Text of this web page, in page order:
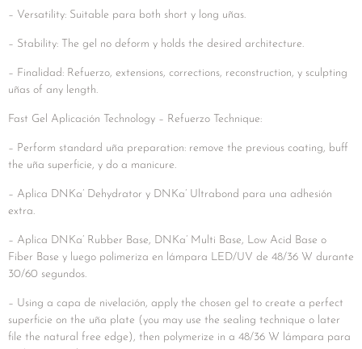
– Versatility: Suitable para both short y long uñas.
– Stability: The gel no deform y holds the desired architecture.
– Finalidad: Refuerzo, extensions, corrections, reconstruction, y sculpting
uñas of any length.
Fast Gel Aplicación Technology – Refuerzo Technique:
– Perform standard uña preparation: remove the previous coating, buff
the uña superficie, y do a manicure.
– Aplica DNKa’ Dehydrator y DNKa’ Ultrabond para una adhesión
extra.
– Aplica DNKa’ Rubber Base, DNKa’ Multi Base, Low Acid Base o
Fiber Base y luego polimeriza en lámpara LED/UV de 48/36 W durante
30/60 segundos.
– Using a capa de nivelación, apply the chosen gel to create a perfect
superficie on the uña plate (you may use the sealing technique o later
file the natural free edge), then polymerize in a 48/36 W lámpara para